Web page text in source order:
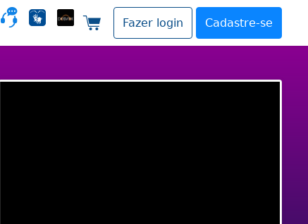
Carrinho de compras
Fazer login Cadastre-se